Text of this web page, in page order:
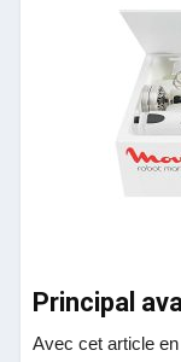
Principal
Avec cet article